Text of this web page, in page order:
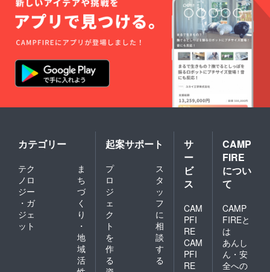
カテゴリー
テク
ノロ
ジー
・ガ
ジェ
ット
ま
ち
づ
く
り
・
地
域
活
起案サポート
プ
ロ
ジ
ェ
ク
ト
を
作
る
ス
タ
ッ
フ
に
相
談
す
る
サ
ー
ビ
ス
CAM
PFI
RE
CAM
PFI
RE
CAMP
FIRE
につい
て
CAMP
FIREと
は
あんし
ん・安
全への